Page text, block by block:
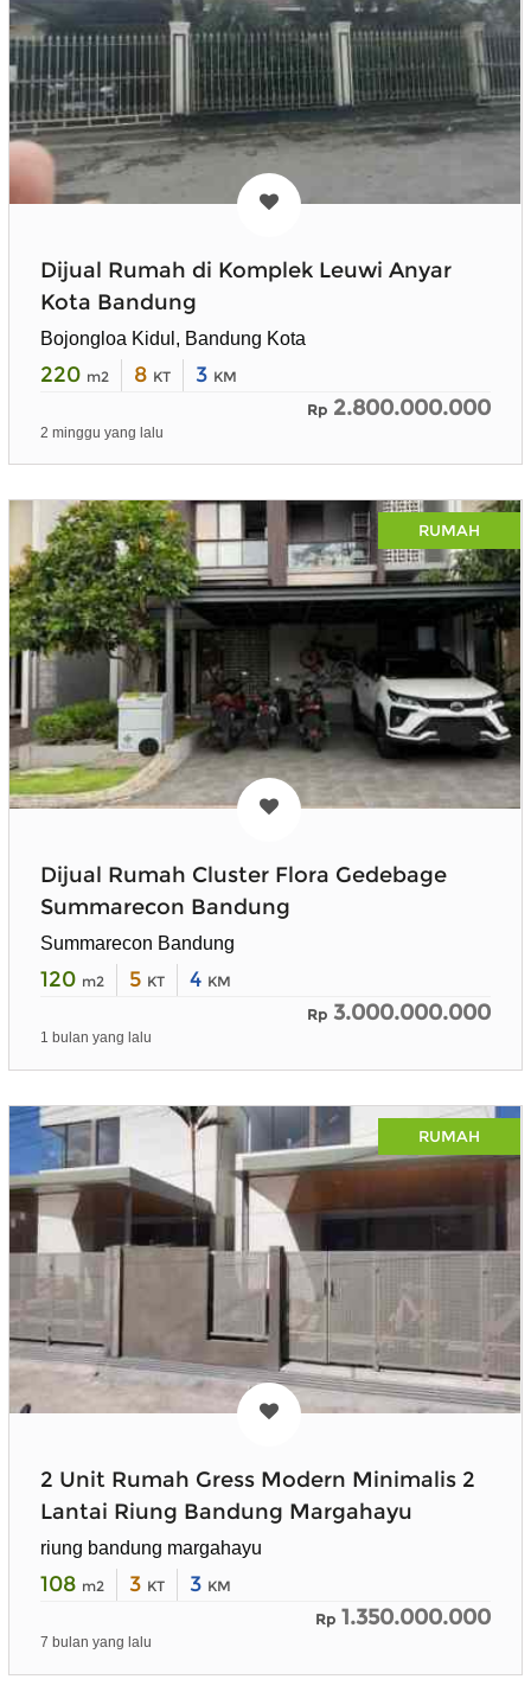
Dijual Rumah di Komplek Leuwi Anyar
Kota Bandung
Bojongloa Kidul, Bandung Kota
220 m2 8 KT 3 KM
Rp 2.800.000.000
2 minggu yang lalu
RUMAH
Dijual Rumah Cluster Flora Gedebage
Summarecon Bandung
Summarecon Bandung
120 m2 5 KT 4 KM
Rp 3.000.000.000
1 bulan yang lalu
RUMAH
2 Unit Rumah Gress Modern Minimalis 2
Lantai Riung Bandung Margahayu
riung bandung margahayu
108 m2 3 KT 3 KM
Rp 1.350.000.000
7 bulan yang lalu